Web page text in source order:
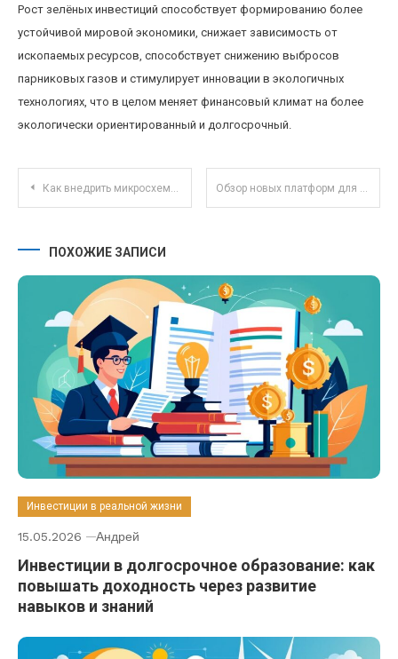
Рост зелёных инвестиций способствует формированию более
устойчивой мировой экономики, снижает зависимость от
ископаемых ресурсов, способствует снижению выбросов
парниковых газов и стимулирует инновации в экологичных
технологиях, что в целом меняет финансовый климат на более
экологически ориентированный и долгосрочный.
Навигация по записям
Как внедрить микросхему для контроля расходов и повысить финансовую дисциплину Обзор новых платформ для совместной работы в режиме реального времени (например, Figma, Miro)
ПОХОЖИЕ ЗАПИСИ
Инвестиции в реальной жизни
15.05.2026 Андрей
Инвестиции в долгосрочное образование: как
повышать доходность через развитие
навыков и знаний